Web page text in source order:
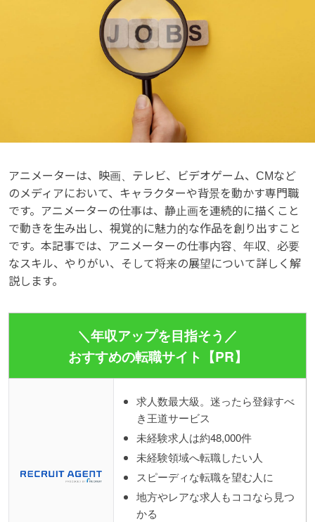
アニメーターは、映画、テレビ、ビデオゲーム、CMなど
のメディアにおいて、キャラクターや背景を動かす専門職
です。アニメーターの仕事は、静止画を連続的に描くこと
で動きを生み出し、視覚的に魅力的な作品を創り出すこと
です。本記事では、アニメーターの仕事内容、年収、必要
なスキル、やりがい、そして将来の展望について詳しく解
説します。
＼年収アップを目指そう／
おすすめの転職サイト【PR】
求人数最大級。迷ったら登録すべ
き王道サービス
未経験求人は約48,000件
未経験領域へ転職したい人
スピーディな転職を望む人に
地方やレアな求人もココなら見つ
かる